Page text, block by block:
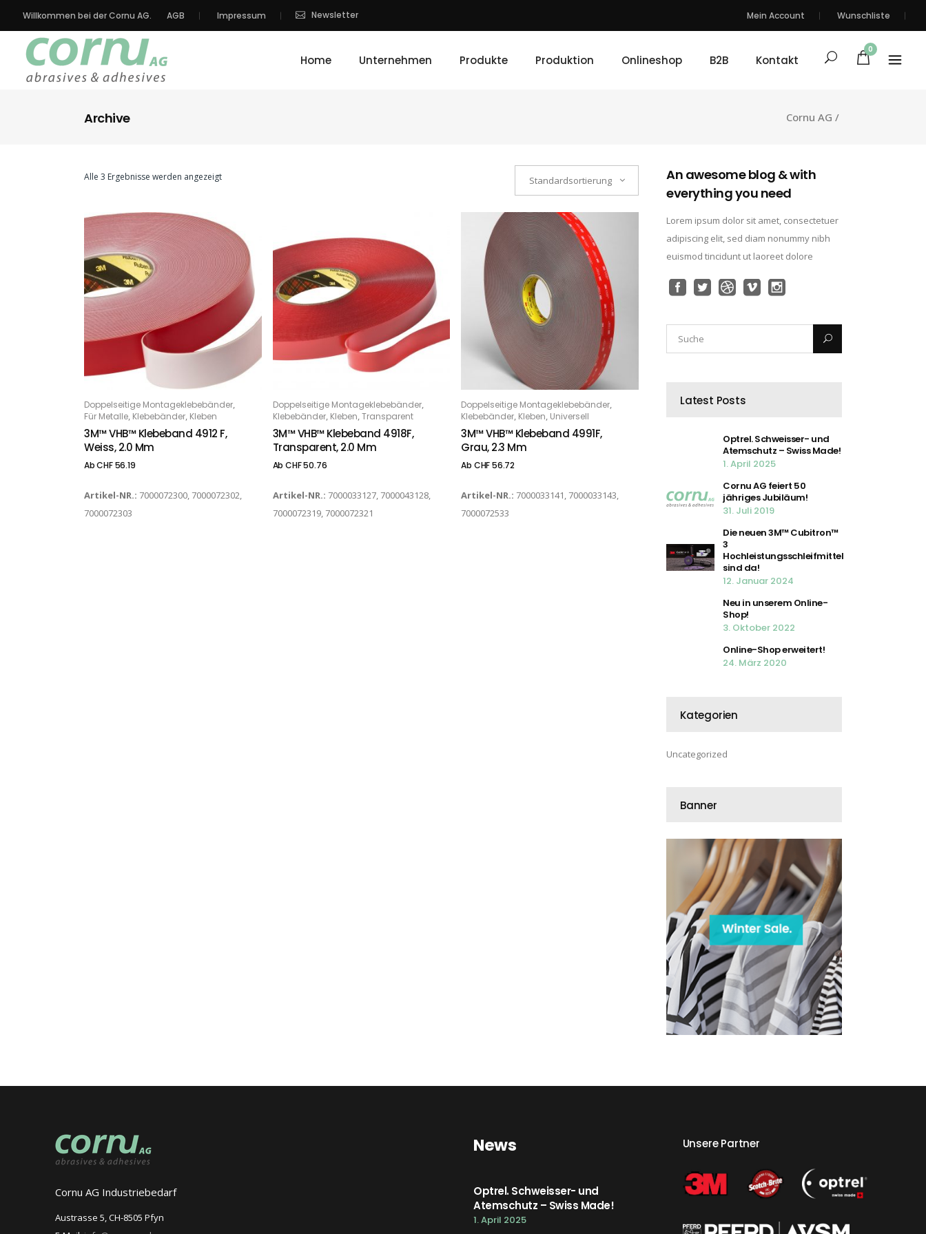
Willkommen bei der Cornu AG. AGB Impressum Newsletter Mein Account Wunschliste
Home Unternehmen Produkte Produktion Onlineshop B2B Kontakt
0
Archive Cornu AG /
Alle 3 Ergebnisse werden angezeigt Standardsortierung
OPTIONS
Doppelseitige Montageklebebänder
Für Metalle Klebebänder Kleben
3M™ VHB™ Klebeband 4912 F,
Weiss, 2.0 Mm
AbCHF56.19
Artikel-NR.: 7000072300, 7000072302,
7000072303
OPTIONS
Doppelseitige Montageklebebänder,
Klebebänder, Kleben Transparent
3M™ VHB™ Klebeband 4918F,
Transparent, 2.0 Mm
AbCHF50.76
Artikel-NR.: 7000033127, 7000043128,
7000072319, 7000072321
OPTIONS
Dieses Produkt weist mehrere Varianten auf. Die Optionen können auf der Produktseite gewählt werden
Doppelseitige Montageklebebänder
Klebebänder Kleben Universell
3M™ VHB™ Klebeband 4991F,
Grau, 2.3 Mm
Ab CHF56.72
Artikel-NR.: 7000033141, 7000033143,
7000072533
An awesome blog & with
everything you need
Lorem ipsum dolor sit amet, consectetuer
adipiscing elit, sed diam nonummy nibh
euismod tincidunt ut laoreet dolore
Latest Posts
Optrel. Schweisser- und
Atemschutz – Swiss Made!
1. April 2025
Cornu AG feiert 50
jähriges Jubiläum!
31. Juli 2019
Die neuen 3M™ Cubitron™
3
Hochleistungsschleifmittel
sind da!
12. Januar 2024
Neu in unserem Online-
Shop!
3. Oktober 2022
Online-Shop erweitert!
24. März 2020
Kategorien
Uncategorized
Banner
Cornu AG Industriebedarf
Austrasse 5, CH-8505 Pfyn
News
Optrel. Schweisser- und
Atemschutz – Swiss Made!
1. April 2025
Unsere Partner